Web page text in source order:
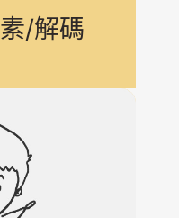
/解碼